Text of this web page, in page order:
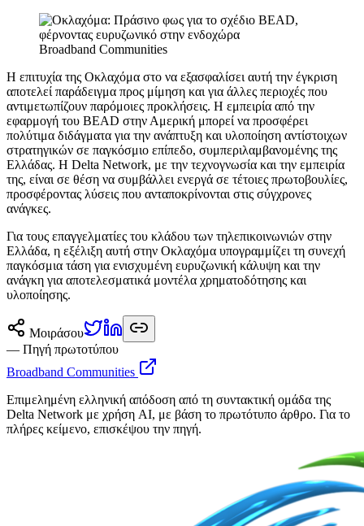
Broadband Communities
Η επιτυχία της Οκλαχόμα στο να εξασφαλίσει αυτή την έγκριση
αποτελεί παράδειγμα προς μίμηση και για άλλες περιοχές που
αντιμετωπίζουν παρόμοιες προκλήσεις. Η εμπειρία από την
εφαρμογή του BEAD στην Αμερική μπορεί να προσφέρει
πολύτιμα διδάγματα για την ανάπτυξη και υλοποίηση αντίστοιχων
στρατηγικών σε παγκόσμιο επίπεδο, συμπεριλαμβανομένης της
Ελλάδας. Η Delta Network, με την τεχνογνωσία και την εμπειρία
της, είναι σε θέση να συμβάλλει ενεργά σε τέτοιες πρωτοβουλίες,
προσφέροντας λύσεις που ανταποκρίνονται στις σύγχρονες
ανάγκες.
Για τους επαγγελματίες του κλάδου των τηλεπικοινωνιών στην
Ελλάδα, η εξέλιξη αυτή στην Οκλαχόμα υπογραμμίζει τη συνεχή
παγκόσμια τάση για ενισχυμένη ευρυζωνική κάλυψη και την
ανάγκη για αποτελεσματικά μοντέλα χρηματοδότησης και
υλοποίησης.
Μοιράσου
— Πηγή πρωτοτύπου
Broadband Communities
Επιμελημένη ελληνική απόδοση από τη συντακτική ομάδα της
Delta Network με χρήση AI, με βάση το πρωτότυπο άρθρο. Για το
πλήρες κείμενο, επισκέψου την πηγή.